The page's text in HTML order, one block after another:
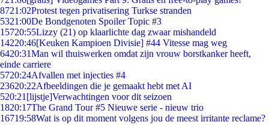
8721:02Protest tegen privatisering Turkse stranden
5321:00De Bondgenoten Spoiler Topic #3
15720:55Lizzy (21) op klaarlichte dag zwaar mishandeld
14220:46[Keuken Kampioen Divisie] #44 Vitesse mag weg
6420:31Man wil thuiswerken omdat zijn vrouw borstkanker heeft,
einde carriere
5720:24Afvallen met injecties #4
23620:22Afbeeldingen die je gemaakt hebt met AI
520:21 [lijstje]Verwachtingen voor dit seizoen
1820:17The Grand Tour #5 Nieuwe serie - nieuw trio
16719:58Wat is op dit moment volgens jou de meest irritante reclame?